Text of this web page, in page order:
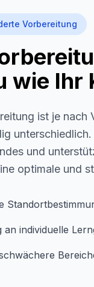
Vorbereitung
wie Ihr
ist je nach
und
optimale und
an individuelle